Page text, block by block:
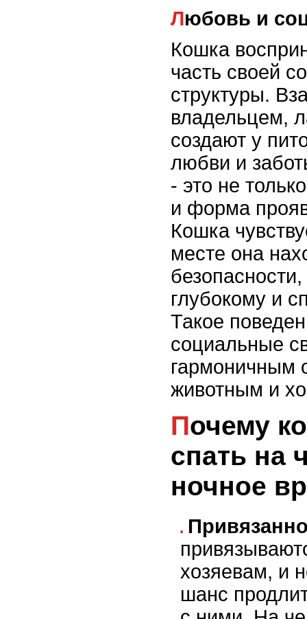
Любовь и
Кошка
часть своей
структуры.
владельцем,
создают у
любви и
- это не
и форма
Кошка
месте она
глубокому и
Такое
социальные
гармоничным
животным и
Почему кошка может
спать на
ночное
хозяевам, и
шанс